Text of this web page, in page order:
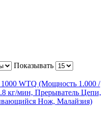
Показывать